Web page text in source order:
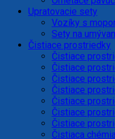
Upratovacie sety
Vozíky s
Sety na
Čistiace prostriedky
Čistiace
Čistiace
Čistiace
Čistiace
Čistiace
Čistiace
Čistiace
Čistiaca